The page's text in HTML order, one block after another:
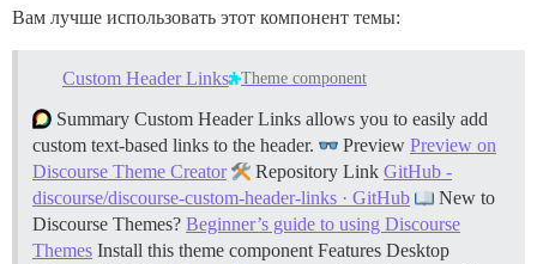
Вам лучше использовать этот компонент темы:
Custom Header Links Theme component
Summary Custom Header Links allows you to easily add
custom text-based links to the header.
Preview Preview on
Discourse Theme Creator
Repository Link GitHub -
discourse/discourse-custom-header-links · GitHub
New to
Discourse Themes? Beginner’s guide to using Discourse
Themes Install this theme component Features Desktop